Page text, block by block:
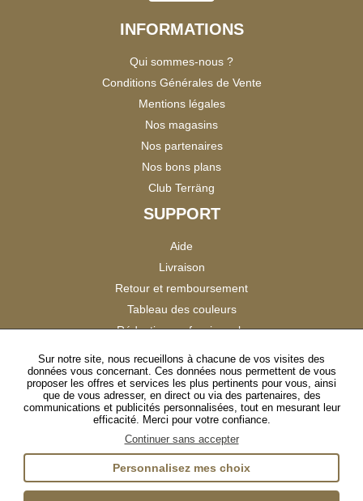
INFORMATIONS
Qui sommes-nous ?
Conditions Générales de Vente
Mentions légales
Nos magasins
Nos partenaires
Nos bons plans
Club Terräng
SUPPORT
Aide
Livraison
Retour et remboursement
Tableau des couleurs
Réduction professionnels
Catalogues
Satisfaction Clients
SUIVEZ-NOUS
InstagramTikTokFacebookYouTubeLinkedIn
Sur notre site, nous recueillons à chacune de vos visites des
données vous concernant. Ces données nous permettent de vous
proposer les offres et services les plus pertinents pour vous, ainsi
que de vous adresser, en direct ou via des partenaires, des
communications et publicités personnalisées, tout en mesurant leur
efficacité. Merci pour votre confiance.
Continuer sans accepter
Personnalisez mes choix